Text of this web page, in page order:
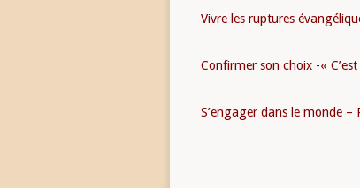
Vivre les ruptures
Confirmer son choix -«
S’engager dans le monde –